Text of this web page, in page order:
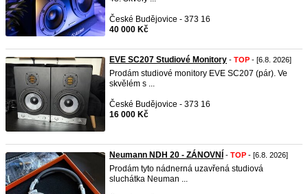
České Budějovice - 373 16
40 000 Kč
EVE SC207 Studiové Monitory - TOP - [6.8. 2026]
Prodám studiové monitory EVE SC207 (pár). Ve
skvělém s ...
České Budějovice - 373 16
16 000 Kč
Neumann NDH 20 - ZÁNOVNÍ - TOP - [6.8. 2026]
Prodám tyto nádnerná uzavřená studiová
sluchátka Neuman ...